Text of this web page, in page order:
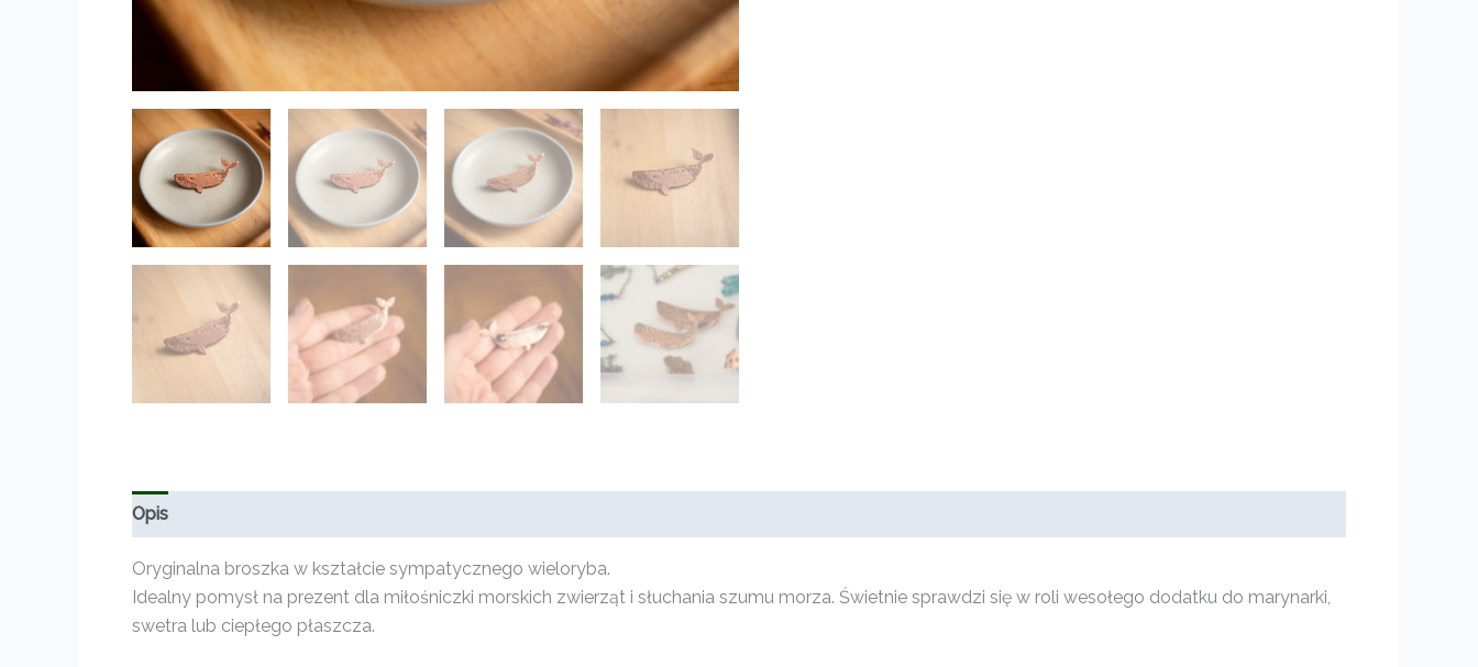
Opis
Oryginalna broszka w kształcie sympatycznego wieloryba.
Idealny pomysł na prezent dla miłośniczki morskich zwierząt i słuchania szumu morza. Świetnie sprawdzi się w roli wesołego dodatku do marynarki,
swetra lub ciepłego płaszcza.